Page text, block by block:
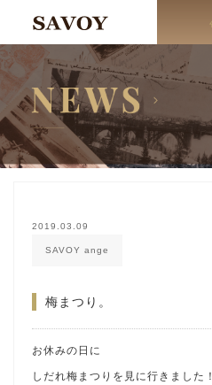
2019.03.09
SAVOY ange
梅まつり。
お休みの日に
しだれ梅まつりを見に行きました！